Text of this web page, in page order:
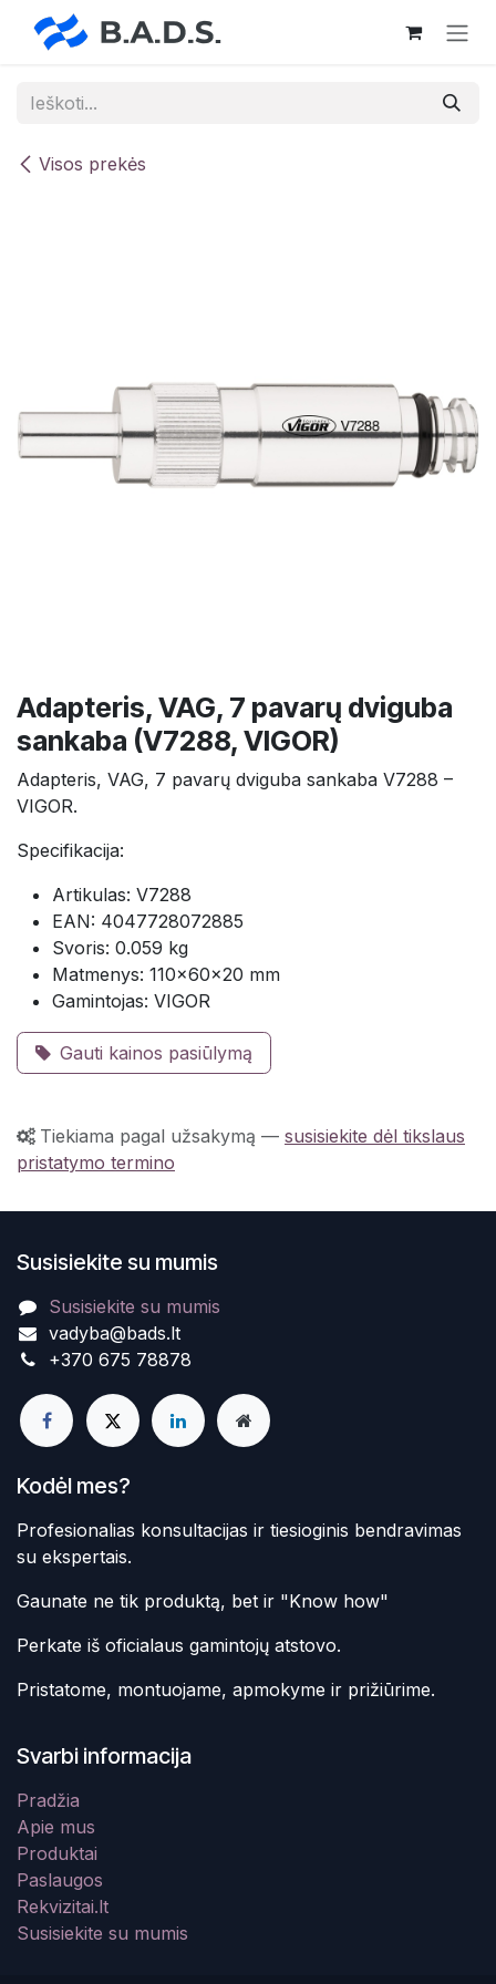
Skip to Content
Visos prekės
Adapteris, VAG, 7 pavarų dviguba
sankaba (V7288, VIGOR)
Adapteris, VAG, 7 pavarų dviguba sankaba V7288 –
VIGOR.
Specifikacija:
Artikulas: V7288
EAN: 4047728072885
Svoris: 0.059 kg
Matmenys: 110×60×20 mm
Gamintojas: VIGOR
Gauti kainos pasiūlymą
Tiekiama pagal užsakymą — susisiekite dėl tikslaus
pristatymo termino
Susisiekite su mumis
Susisiekite su mumis
vadyba@bads.lt
+370 675 78878
Kodėl mes?
Profesionalias konsultacijas ir tiesioginis bendravimas
su ekspertais.
Gaunate ne tik produktą, bet ir "Know how"
Perkate iš oficialaus gamintojų atstovo.
Pristatome, montuojame, apmokyme ir prižiūrime.
Svarbi informacija
Pradžia
Apie mus
Produktai
Paslaugos
Rekvizitai.lt
Susisiekite su mumis